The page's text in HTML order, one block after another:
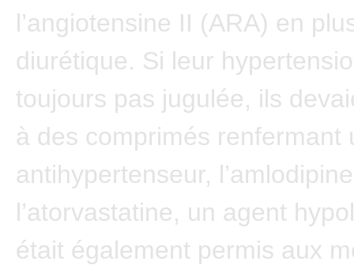
l’angiotensine II (ARA) en
diurétique. Si leur
toujours pas jugulée, ils
à des comprimés renfermant
antihypertenseur,
l’atorvastatine, un agent
était également permis aux